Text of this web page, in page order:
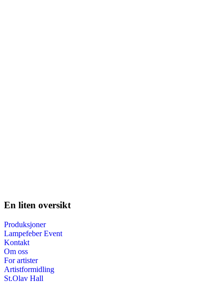
En liten oversikt
Produksjoner
Lampefeber Event
Kontakt
Om oss
For artister
Artistformidling
St.Olav Hall